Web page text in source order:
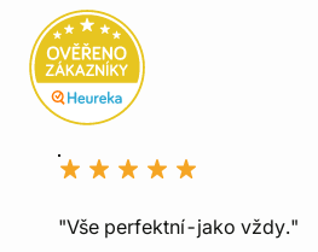
"Vše perfektní-jako vždy."